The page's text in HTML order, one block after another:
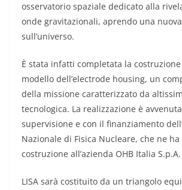
osservatorio spaziale dedicato alla
onde gravitazionali, aprendo una
sull’universo.
È stata infatti completata la
modello dell’electrode housing, un
della missione caratterizzato da
tecnologica. La realizzazione è
supervisione e con il finanziamento
Nazionale di Fisica Nucleare, che ne
costruzione all’azienda OHB Italia S.p.A.
LISA sarà costituito da un triangolo